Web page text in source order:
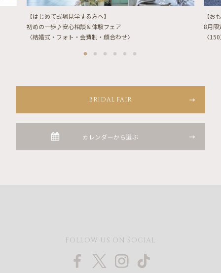
【はじめて式場見学する方へ】
初めの一歩♪安心相談＆体験フェア
〈結婚式・フォト・会費制・顔合わせ〉
【お
8月限
〈
BRIDAL FAIR
カレンダーから選ぶ
FOLLOW US ON SOCIAL